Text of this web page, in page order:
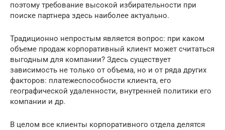
поэтому требование высокой избирательности при
поиске партнера здесь наиболее актуально.
Традиционно непростым является вопрос: при каком
объеме продаж корпоративный клиент может считаться
выгодным для компании? Здесь существует
зависимость не только от объема, но и от ряда других
факторов: платежеспособности клиента, его
географической удаленности, внутренней политики его
компании и др.
В целом все клиенты корпоративного отдела делятся